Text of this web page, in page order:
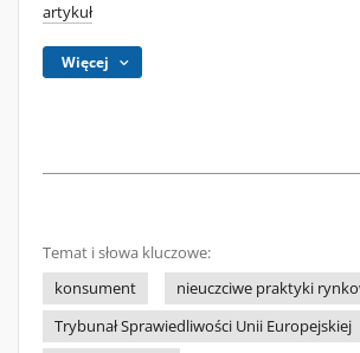
artykuł
Więcej
Temat i słowa kluczowe:
konsument
nieuczciwe praktyki
Trybunał Sprawiedliwości Unii Europejskiej